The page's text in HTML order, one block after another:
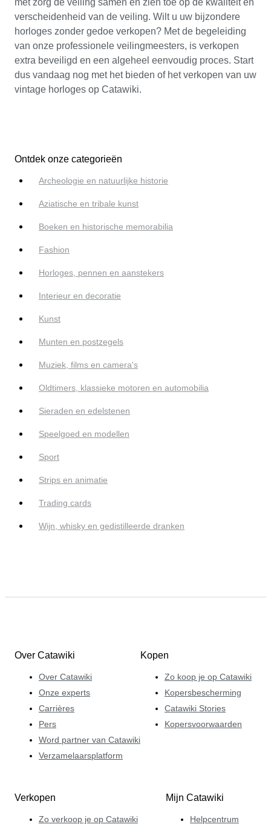
met zorg de veiling samen en zien toe op de kwaliteit en
verscheidenheid van de veiling. Wilt u uw bijzondere
horloges zonder gedoe verkopen? Met de begeleiding
van onze professionele veilingmeesters, is verkopen
extra beveiligd en een algeheel eenvoudig proces. Start
dus vandaag nog met het bieden of het verkopen van uw
vintage horloges op Catawiki.
Ontdek onze categorieën
Archeologie en natuurlijke historie
Aziatische en tribale kunst
Boeken en historische memorabilia
Fashion
Horloges, pennen en aanstekers
Interieur en decoratie
Kunst
Munten en postzegels
Muziek, films en camera's
Oldtimers, klassieke motoren en automobilia
Sieraden en edelstenen
Speelgoed en modellen
Sport
Strips en animatie
Trading cards
Wijn, whisky en gedistilleerde dranken
Over Catawiki
Over Catawiki
Onze experts
Carrières
Pers
Word partner van Catawiki
Verzamelaarsplatform
Kopen
Zo koop je op Catawiki
Kopersbescherming
Catawiki Stories
Kopersvoorwaarden
Verkopen
Zo verkoop je op Catawiki
Mijn Catawiki
Helpcentrum